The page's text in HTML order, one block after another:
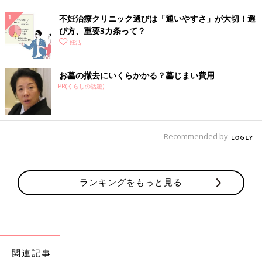
不妊治療クリニック選びは「通いやすさ」が大切！選
び方、重要3カ条って？
妊活
お墓の撤去にいくらかかる？墓じまい費用
PR(くらしの話題)
Recommended by
ランキングをもっと見る
関連記事